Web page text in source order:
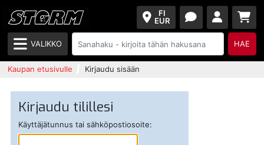
FI
EUR
VALIKKO HAE
Kaupan etusivulle Kirjaudu sisään
Kirjaudu tilillesi
Käyttäjätunnus tai sähköpostiosoite: